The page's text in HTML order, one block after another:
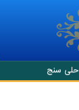
حلی سنج